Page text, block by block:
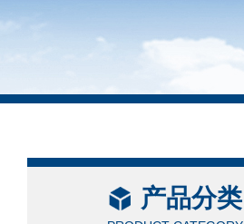
产品分类